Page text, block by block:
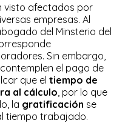
visto afectados por
empresas. Al
del Minsterio del
Sin embargo,
el pago de
que eltiempo de
al cálculo , por lo que
la gratificación se
tiempo trabajado.